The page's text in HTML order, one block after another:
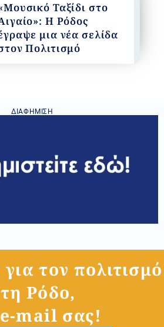
Ταξίδι στο
Η Ρόδος
μια νέα σελίδα
Πολιτισμό
ΔΙΑΦΉΜΙΣΗ
τον πολιτισμό
Ρόδο,
mail σας!